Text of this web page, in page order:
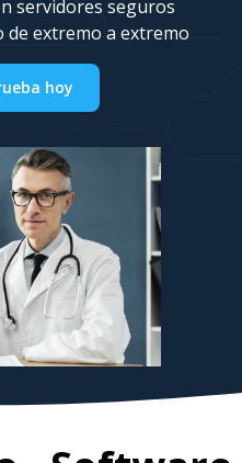
servidores seguros
de extremo a extremo
hoy